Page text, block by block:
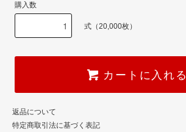
購入数
式（20,000枚）
カートに入れる
返品について
特定商取引法に基づく表記